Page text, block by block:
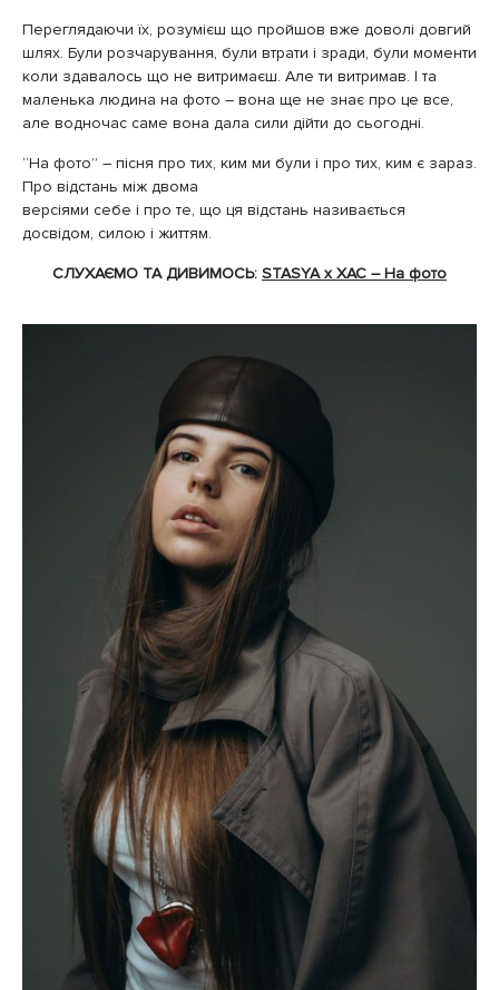
Переглядаючи їх, розумієш що пройшов вже доволі довгий
шлях. Були розчарування, були втрати і зради, були моменти
коли здавалось що не витримаєш. Але ти витримав. І та
маленька людина на фото – вона ще не знає про це все,
але водночас саме вона дала сили дійти до сьогодні.
“На фото” – пісня про тих, ким ми були і про тих, ким є зараз.
Про відстань між двома
версіями себе і про те, що ця відстань називається
досвідом, силою і життям.
СЛУХАЄМО ТА ДИВИМОСЬ: STASYA x ХАС – На фото